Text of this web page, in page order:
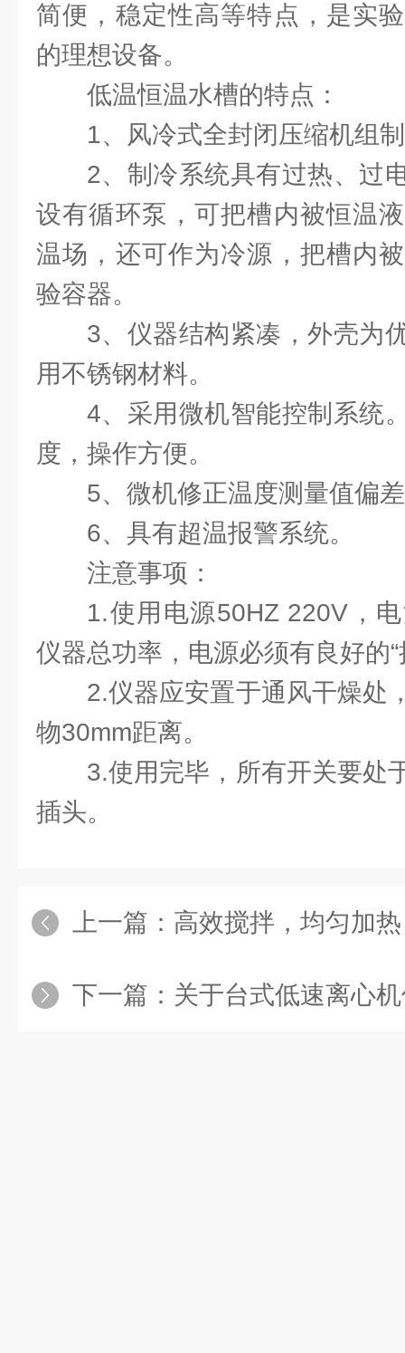
简便，稳定性高等特点，是实
的理想设备。
低温恒温水槽的特点：
1、风冷式全封闭压缩机组
2、制冷系统具有过热、过
设有循环泵，可把槽内被恒温
温场，还可作为冷源，把槽内
验容器。
3、仪器结构紧凑，外壳为
用不锈钢材料。
4、采用微机智能控制系统
度，操作方便。
5、微机修正温度测量值偏
6、具有超温报警系统。
注意事项：
1.使用电源50HZ 220V，
仪器总功率，电源必须有良好的“
2.仪器应安置于通风干燥处
物30mm距离。
3.使用完毕，所有开关要处
插头。
上一篇： 高效搅拌，均匀加热：搅拌油浴
下一篇： 关于台式低速离心机使用